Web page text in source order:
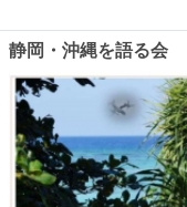
静岡・沖縄を語る会